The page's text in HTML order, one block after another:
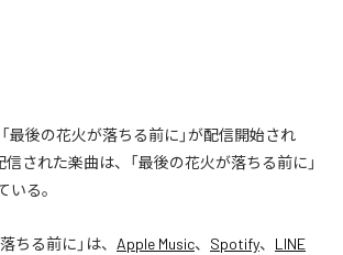
最後の花火が落ちる前に」が配信開始され
された楽曲は、「最後の花火が落ちる前に」
いる。
ちる前に 」は、 Apple Music、 Spotify、 LINE